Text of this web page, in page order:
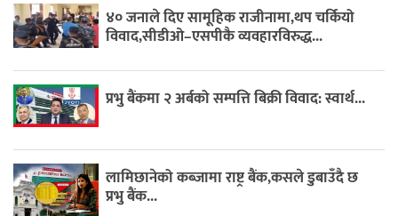
४० जनाले दिए सामूहिक राजीनामा,थप चर्कियो
विवाद,सीडीओ–एसपीकै व्यवहारविरुद्ध...
प्रभु बैंकमा २ अर्बको सम्पत्ति बिक्री विवाद: स्वार्थ...
लामिछानेको कब्जामा राष्ट्र बैंक,कसले डुबाउँदै छ
प्रभु बैंक...